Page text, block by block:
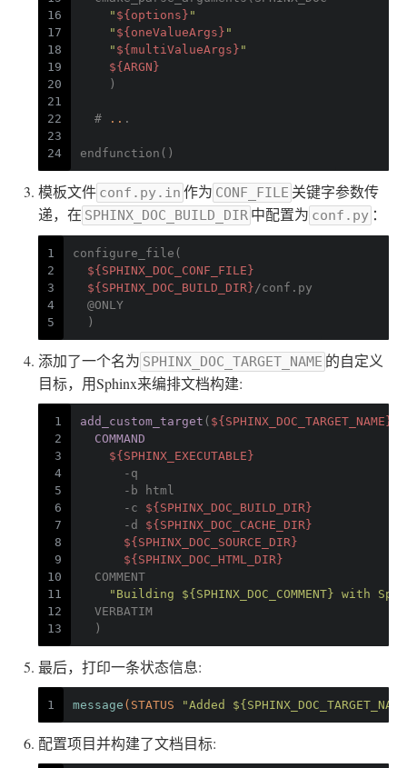
16
17
18
19
20
21
22
23
24
" ${options} "
" ${oneValueArgs} "
" ${multiValueArgs} "
${ARGN}
    )
  #
.. .
endfunction()
模板文件 conf.py.in 作为 CONF_FILE 关键字参数传
递，在 SPHINX_DOC_BUILD_DIR 中配置为 conf.py ：
1
2
3
4
5
configure_file(
${SPHINX_DOC_CONF_FILE}
${SPHINX_DOC_BUILD_DIR} /conf.py
  @ONLY
  )
添加了一个名为 SPHINX_DOC_TARGET_NAME 的自定义
目标，用Sphinx来编排文档构建:
1
2
3
4
5
6
7
8
9
10
11
12
13
add_custom_target ( ${SPHINX_DOC_TARGET_NAME}
COMMAND
${SPHINX_EXECUTABLE}
      -q
      -b html
      -c
${SPHINX_DOC_BUILD_DIR}
      -d
${SPHINX_DOC_CACHE_DIR}
${SPHINX_DOC_SOURCE_DIR}
${SPHINX_DOC_HTML_DIR}
  COMMENT
"Building ${SPHINX_DOC_COMMENT} with
  VERBATIM
  )
最后，打印一条状态信息:
1 message (STATUS "Added
配置项目并构建了文档目标: